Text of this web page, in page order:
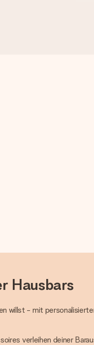
Hausbars
willst - mit
verleihen deiner